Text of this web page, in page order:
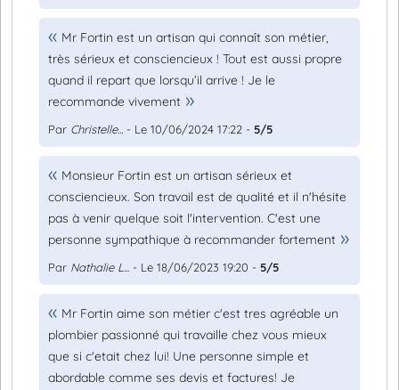
Mr Fortin est un artisan qui connaît son métier,
très sérieux et consciencieux ! Tout est aussi propre
quand il repart que lorsqu’il arrive ! Je le
recommande vivement
Par Christelle... - Le 10/06/2024 17:22 - 5/5
Monsieur Fortin est un artisan sérieux et
consciencieux. Son travail est de qualité et il n'hésite
pas à venir quelque soit l'intervention. C'est une
personne sympathique à recommander fortement
Par Nathalie L... - Le 18/06/2023 19:20 - 5/5
Mr Fortin aime son métier c'est tres agréable un
plombier passionné qui travaille chez vous mieux
que si c'etait chez lui! Une personne simple et
abordable comme ses devis et factures! Je